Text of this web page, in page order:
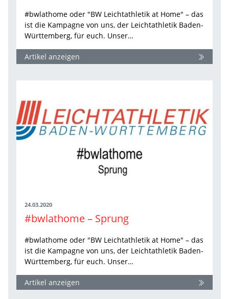
#bwlathome oder "BW Leichtathletik at Home" – das
ist die Kampagne von uns, der Leichtathletik Baden-
Württemberg, für euch. Unser…
Artikel anzeigen
24.03.2020
#bwlathome – Sprung
#bwlathome oder "BW Leichtathletik at Home" – das
ist die Kampagne von uns, der Leichtathletik Baden-
Württemberg, für euch. Unser…
Artikel anzeigen